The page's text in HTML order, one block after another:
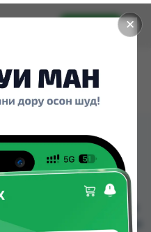
✕
Установить
№1
или заказать в
Авиценна, Амирӣ,